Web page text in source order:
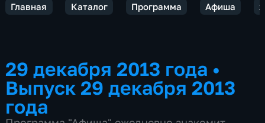
Главная Каталог Программа Афиша
29 декабря 2013 года •
Выпуск 29 декабря 2013
года